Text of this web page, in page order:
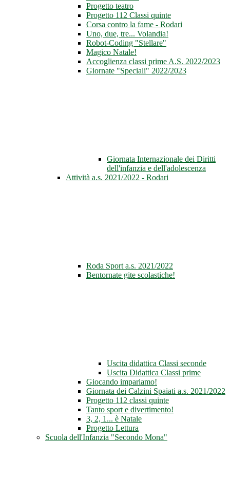
Progetto teatro
Progetto 112 Classi quinte
Corsa contro la fame - Rodari
Uno, due, tre... Volandia!
Robot-Coding "Stellare"
Magico Natale!
Accoglienza classi prime A.S. 2022/2023
Giornate "Speciali" 2022/2023
Giornata Internazionale dei Diritti
dell'infanzia e dell'adolescenza
Attività a.s. 2021/2022 - Rodari
Roda Sport a.s. 2021/2022
Bentornate gite scolastiche!
Uscita didattica Classi seconde
Uscita Didattica Classi prime
Giocando impariamo!
Giornata dei Calzini Spaiati a.s. 2021/2022
Progetto 112 classi quinte
Tanto sport e divertimento!
3, 2, 1... è Natale
Progetto Lettura
Scuola dell'Infanzia "Secondo Mona"